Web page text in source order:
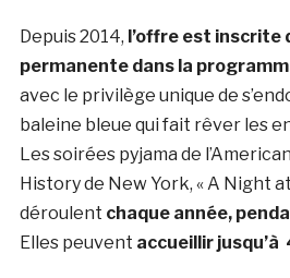
Depuis 2014, l’offre est inscrite
permanente dans la
avec le privilège unique de
baleine bleue qui fait rêver les
Les soirées pyjama de
History de New York, « A Night
déroulent chaque année,
Elles peuvent accueillir